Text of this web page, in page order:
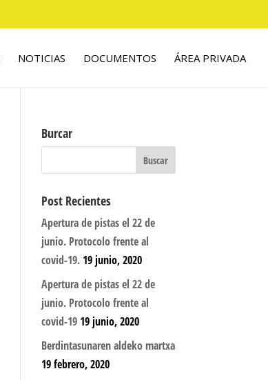
NOTICIAS DOCUMENTOS ÁREA PRIVADA
Burcar
Post Recientes
Apertura de pistas el 22 de
junio. Protocolo frente al
covid-19. 19 junio, 2020
Apertura de pistas el 22 de
junio. Protocolo frente al
covid-19 19 junio, 2020
Berdintasunaren aldeko martxa
19 febrero, 2020